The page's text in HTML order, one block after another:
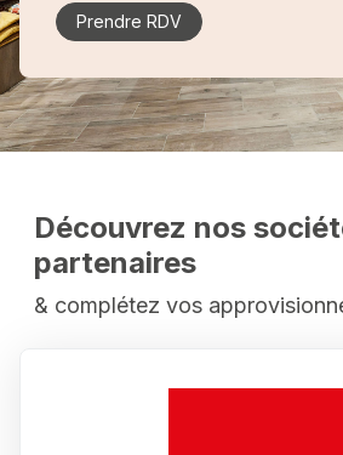
Prendre RDV
Découvrez nos
partenaires
& complétez vos